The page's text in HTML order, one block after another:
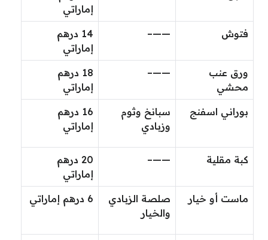
إماراتي
فتوش ——–
14 درهم
إماراتي
ورق عنب
محشي
——–
18 درهم
إماراتي
بوراني اسفنج
سبانخ وثوم
وزبادي
16 درهم
إماراتي
كبة مقلية ——–
20 درهم
إماراتي
ماست أو خيار
صلصة الزبادي
والخيار
6 درهم إماراتي